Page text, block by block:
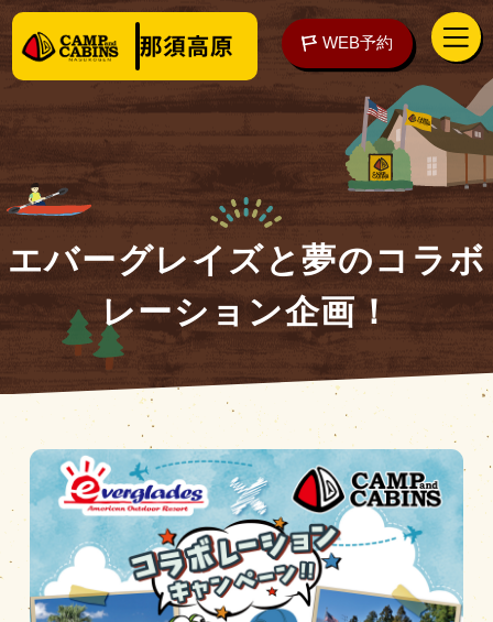
WEB予約
泊まる
楽しむ
ご予約の前に
エバーグレイズと夢のコラボ
レーション企画！